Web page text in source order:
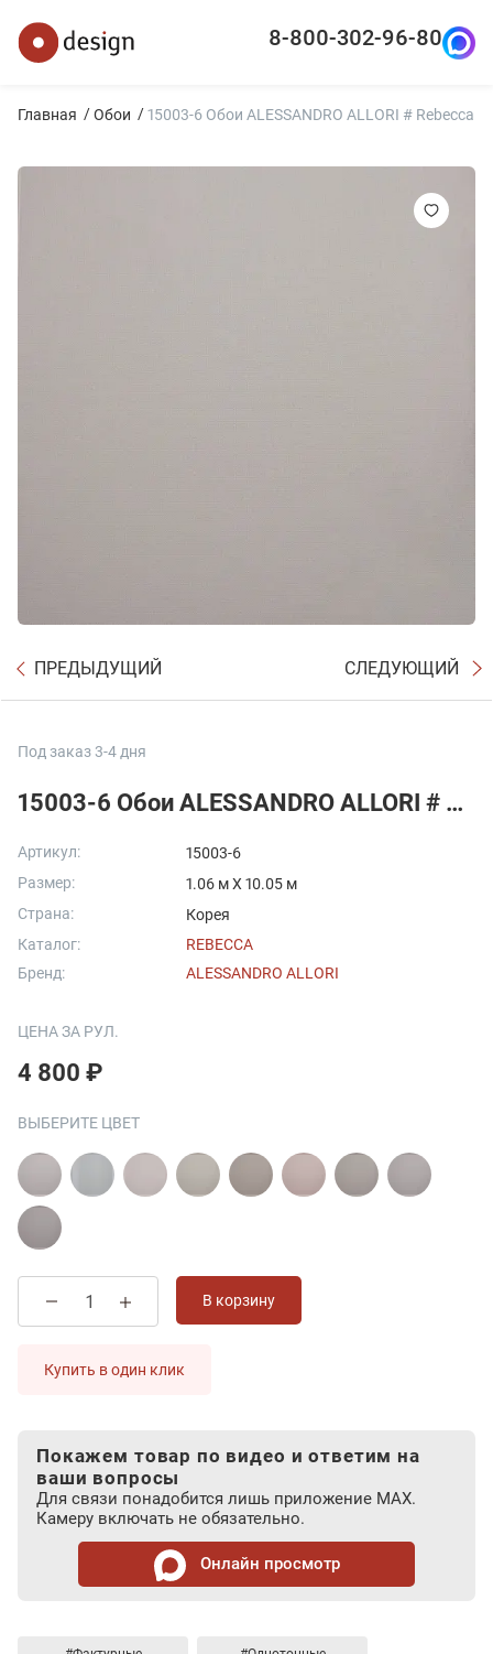
8-800-302-96-80
Главная Обои 15003-6 Обои ALESSANDRO ALLORI # Rebecca
ПРЕДЫДУЩИЙ СЛЕДУЮЩИЙ
Под заказ 3-4 дня
15003-6 Обои ALESSANDRO ALLORI # Rebecca
Артикул:
15003-6
Размер:
1.06 м X 10.05 м
Страна:
Корея
Каталог:
REBECCA
Бренд:
ALESSANDRO ALLORI
ЦЕНА ЗА РУЛ.
4 800 ₽
ВЫБЕРИТЕ ЦВЕТ
В корзину
Купить в один клик
Покажем товар по видео и ответим на
ваши вопросы
Для связи понадобится лишь приложение MAX.
Камеру включать не обязательно.
Онлайн просмотр